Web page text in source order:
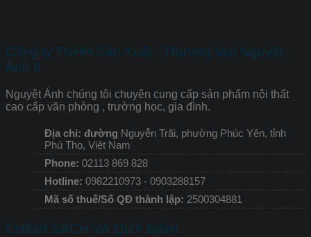
Công ty TNHH Sản Xuất - Thương Mại Nguyệt
Ánh II
Nguyệt Ánh chúng tôi chuyên cung cấp sản phẩm nội thất
cao cấp văn phòng , trường học, gia đình.
Địa chỉ: đường Nguyễn Trãi, phường Phúc Yên, tỉnh
Phú Thọ, Việt Nam
Phone: 02113 869 828
Hotline: 0982210973 - 0903288157
Mã số thuế/Số QĐ thành lập: 2500304881
CHÍNH SÁCH VÀ QUY ĐỊNH